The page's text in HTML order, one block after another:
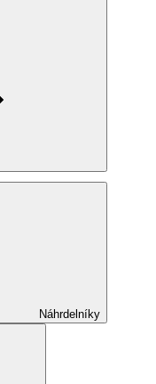
Náhrdelníky